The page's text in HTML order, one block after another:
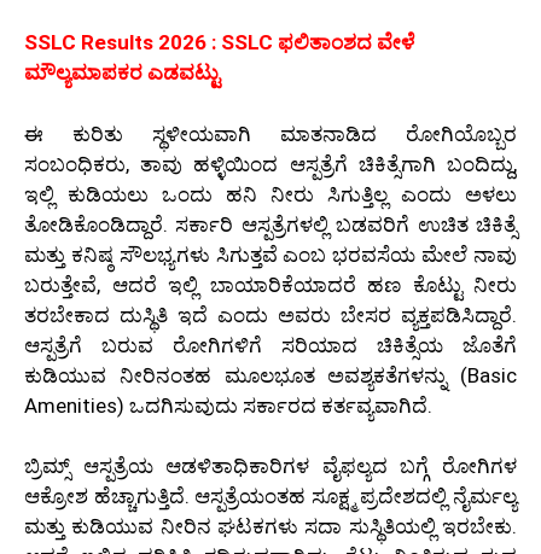
SSLC Results 2026 : SSLC ಫಲಿತಾಂಶದ ವೇಳೆ
ಮೌಲ್ಯಮಾಪಕರ ಎಡವಟ್ಟು
ಈ ಕುರಿತು ಸ್ಥಳೀಯವಾಗಿ ಮಾತನಾಡಿದ ರೋಗಿಯೊಬ್ಬರ
ಸಂಬಂಧಿಕರು, ತಾವು ಹಳ್ಳಿಯಿಂದ ಆಸ್ಪತ್ರೆಗೆ ಚಿಕಿತ್ಸೆಗಾಗಿ ಬಂದಿದ್ದು,
ಇಲ್ಲಿ ಕುಡಿಯಲು ಒಂದು ಹನಿ ನೀರು ಸಿಗುತ್ತಿಲ್ಲ ಎಂದು ಅಳಲು
ತೋಡಿಕೊಂಡಿದ್ದಾರೆ. ಸರ್ಕಾರಿ ಆಸ್ಪತ್ರೆಗಳಲ್ಲಿ ಬಡವರಿಗೆ ಉಚಿತ ಚಿಕಿತ್ಸೆ
ಮತ್ತು ಕನಿಷ್ಠ ಸೌಲಭ್ಯಗಳು ಸಿಗುತ್ತವೆ ಎಂಬ ಭರವಸೆಯ ಮೇಲೆ ನಾವು
ಬರುತ್ತೇವೆ, ಆದರೆ ಇಲ್ಲಿ ಬಾಯಾರಿಕೆಯಾದರೆ ಹಣ ಕೊಟ್ಟು ನೀರು
ತರಬೇಕಾದ ದುಸ್ಥಿತಿ ಇದೆ ಎಂದು ಅವರು ಬೇಸರ ವ್ಯಕ್ತಪಡಿಸಿದ್ದಾರೆ.
ಆಸ್ಪತ್ರೆಗೆ ಬರುವ ರೋಗಿಗಳಿಗೆ ಸರಿಯಾದ ಚಿಕಿತ್ಸೆಯ ಜೊತೆಗೆ
ಕುಡಿಯುವ ನೀರಿನಂತಹ ಮೂಲಭೂತ ಅವಶ್ಯಕತೆಗಳನ್ನು (Basic
Amenities) ಒದಗಿಸುವುದು ಸರ್ಕಾರದ ಕರ್ತವ್ಯವಾಗಿದೆ.
ಬ್ರಿಮ್ಸ್ ಆಸ್ಪತ್ರೆಯ ಆಡಳಿತಾಧಿಕಾರಿಗಳ ವೈಫಲ್ಯದ ಬಗ್ಗೆ ರೋಗಿಗಳ
ಆಕ್ರೋಶ ಹೆಚ್ಚಾಗುತ್ತಿದೆ. ಆಸ್ಪತ್ರೆಯಂತಹ ಸೂಕ್ಷ್ಮ ಪ್ರದೇಶದಲ್ಲಿ ನೈರ್ಮಲ್ಯ
ಮತ್ತು ಕುಡಿಯುವ ನೀರಿನ ಘಟಕಗಳು ಸದಾ ಸುಸ್ಥಿತಿಯಲ್ಲಿ ಇರಬೇಕು.